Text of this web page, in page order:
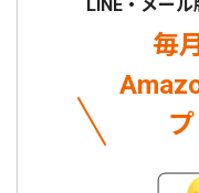
LINE・メー
毎